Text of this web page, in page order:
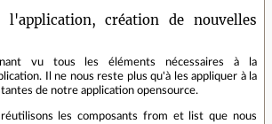
l'application, création de nouvelles
vu tous les éléments nécessaires à la
Il ne nous reste plus qu'à les appliquer à la
de notre application opensource.
les composants from et list que nous